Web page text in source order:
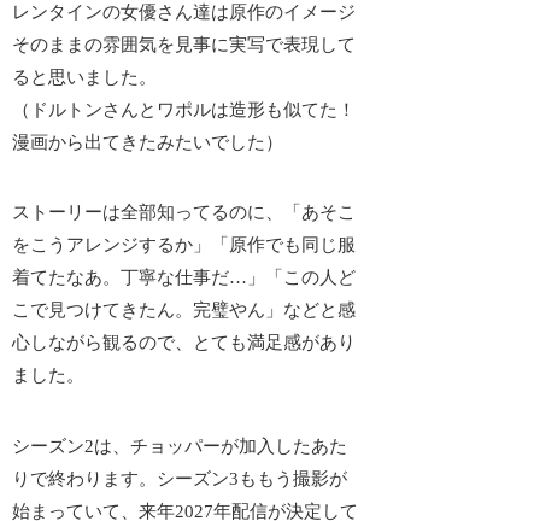
レンタインの女優さん達は原作のイメージ
そのままの雰囲気を見事に実写で表現して
ると思いました。
（ドルトンさんとワポルは造形も似てた！
漫画から出てきたみたいでした）
ストーリーは全部知ってるのに、「あそこ
をこうアレンジするか」「原作でも同じ服
着てたなあ。丁寧な仕事だ…」「この人ど
こで見つけてきたん。完璧やん」などと感
心しながら観るので、とても満足感があり
ました。
シーズン2は、チョッパーが加入したあた
りで終わります。シーズン3ももう撮影が
始まっていて、来年2027年配信が決定して